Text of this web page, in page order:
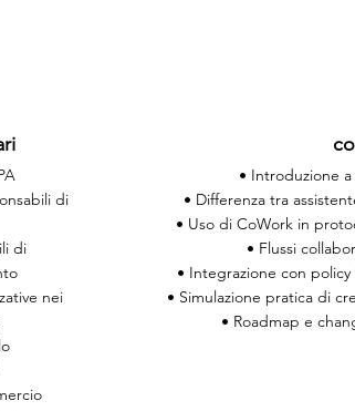
di
di
nei
• Introduzione
• Differenza tra
• Uso di CoWork in
• Flussi
• Integrazione con
• Simulazione pratica di
• Roadmap e